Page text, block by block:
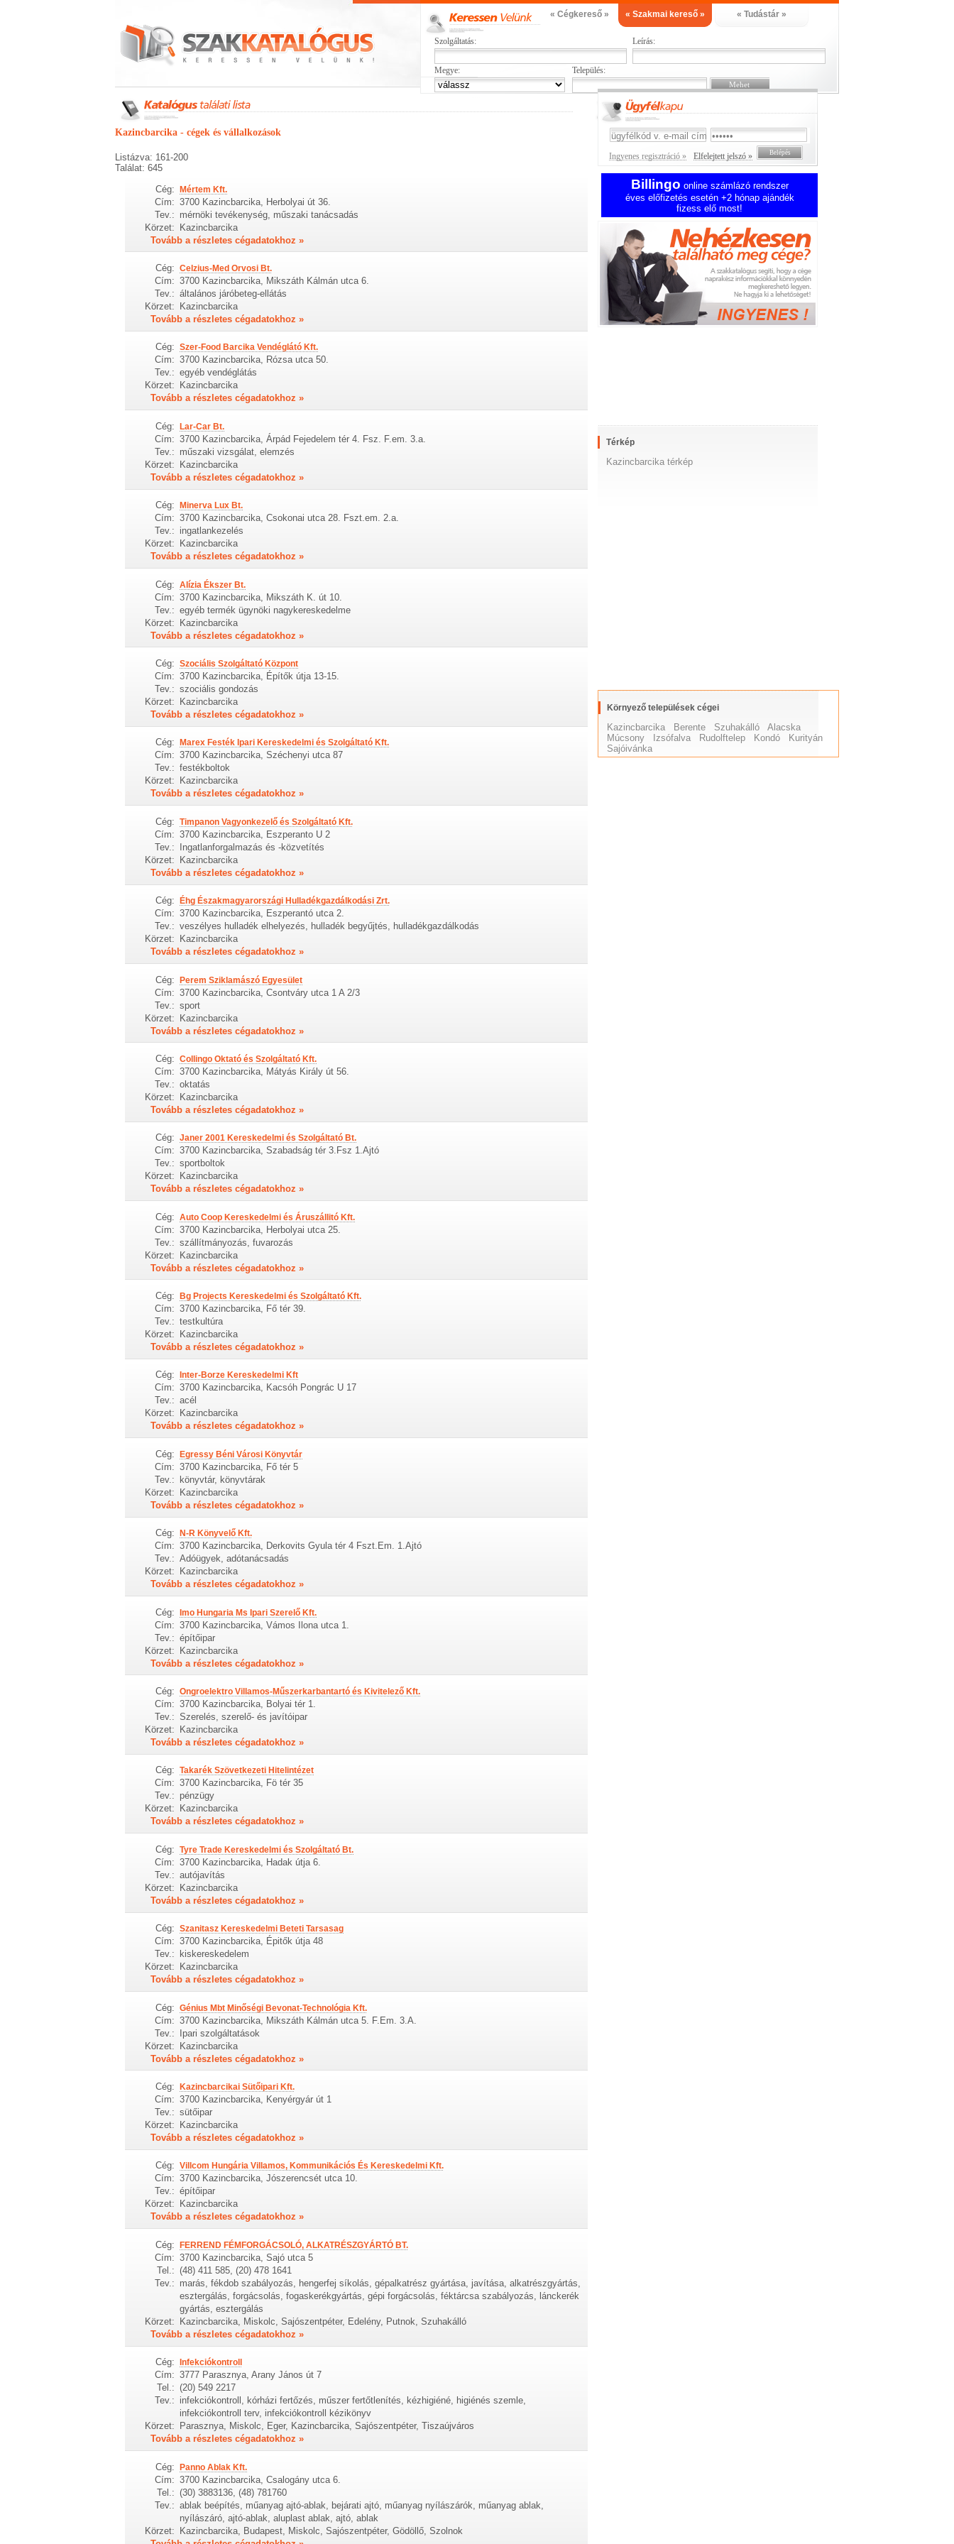
« Cégkereső » « Szakmai kereső » « Tudástár »
Szolgáltatás: Leírás:
Megye: Település:
Kazincbarcika - cégek és vállalkozások
Listázva: 161-200
Találat: 645
Cég: Mértem Kft.
Cím: 3700 Kazincbarcika, Herbolyai út 36.
Tev.: mérnöki tevékenység, műszaki tanácsadás
Körzet: Kazincbarcika
Tovább a részletes cégadatokhoz »
Cég: Celzius-Med Orvosi Bt.
Cím: 3700 Kazincbarcika, Mikszáth Kálmán utca 6.
Tev.: általános járóbeteg-ellátás
Körzet:
Kazincbarcika
Tovább a részletes cégadatokhoz »
Cég: Szer-Food Barcika Vendéglátó Kft.
Cím: 3700 Kazincbarcika, Rózsa utca 50.
Tev.: egyéb vendéglátás
Körzet:
Kazincbarcika
Tovább a részletes cégadatokhoz »
Cég: Lar-Car Bt.
Cím: 3700 Kazincbarcika, Árpád Fejedelem tér 4. Fsz. F.em. 3.a.
Tev.: műszaki vizsgálat, elemzés
Körzet:
Kazincbarcika
Tovább a részletes cégadatokhoz »
Cég: Minerva Lux Bt.
Cím: 3700 Kazincbarcika, Csokonai utca 28. Fszt.em. 2.a.
Tev.: ingatlankezelés
Körzet:
Kazincbarcika
Tovább a részletes cégadatokhoz »
Cég: Alízia Ékszer Bt.
Cím: 3700 Kazincbarcika, Mikszáth K. út 10.
Tev.: egyéb termék ügynöki nagykereskedelme
Körzet: Kazincbarcika
Tovább a részletes cégadatokhoz »
Cég: Szociális Szolgáltató Központ
Cím: 3700 Kazincbarcika, Építők útja 13-15.
Tev.: szociális gondozás
Körzet:
Kazincbarcika
Tovább a részletes cégadatokhoz »
Cég: Marex Festék Ipari Kereskedelmi és Szolgáltató Kft.
Cím: 3700 Kazincbarcika, Széchenyi utca 87
Tev.: festékboltok
Körzet:
Kazincbarcika
Tovább a részletes cégadatokhoz »
Cég: Timpanon Vagyonkezelő és Szolgáltató Kft.
Cím: 3700 Kazincbarcika, Eszperanto U 2
Tev.: Ingatlanforgalmazás és -közvetítés
Körzet: Kazincbarcika
Tovább a részletes cégadatokhoz »
Cég: Éhg Északmagyarországi Hulladékgazdálkodási Zrt.
Cím: 3700 Kazincbarcika, Eszperantó utca 2.
Tev.: veszélyes hulladék elhelyezés, hulladék begyűjtés, hulladékgazdálkodás
Körzet:
Kazincbarcika
Tovább a részletes cégadatokhoz »
Cég: Perem Sziklamászó Egyesület
Cím: 3700 Kazincbarcika, Csontváry utca 1 A 2/3
Tev.: sport
Körzet: Kazincbarcika
Tovább a részletes cégadatokhoz »
Cég: Collingo Oktató és Szolgáltató Kft.
Cím: 3700 Kazincbarcika, Mátyás Király út 56.
Tev.: oktatás
Körzet:
Kazincbarcika
Tovább a részletes cégadatokhoz »
Cég: Janer 2001 Kereskedelmi és Szolgáltató Bt.
Cím: 3700 Kazincbarcika, Szabadság tér 3.Fsz 1.Ajtó
Tev.: sportboltok
Körzet:
Kazincbarcika
Tovább a részletes cégadatokhoz »
Cég: Auto Coop Kereskedelmi és Áruszállitó Kft.
Cím: 3700 Kazincbarcika, Herbolyai utca 25.
Tev.: szállítmányozás, fuvarozás
Körzet: Kazincbarcika
Tovább a részletes cégadatokhoz »
Cég: Bg Projects Kereskedelmi és Szolgáltató Kft.
Cím: 3700 Kazincbarcika, Fő tér 39.
Tev.: testkultúra
Körzet:
Kazincbarcika
Tovább a részletes cégadatokhoz »
Cég: Inter-Borze Kereskedelmi Kft
Cím: 3700 Kazincbarcika, Kacsóh Pongrác U 17
Tev.: acél
Körzet:
Kazincbarcika
Tovább a részletes cégadatokhoz »
Cég: Egressy Béni Városi Könyvtár
Cím: 3700 Kazincbarcika, Fő tér 5
Tev.:
könyvtár, könyvtárak
Körzet:
Kazincbarcika
Tovább a részletes cégadatokhoz »
Cég: N-R Könyvelő Kft.
Cím: 3700 Kazincbarcika, Derkovits Gyula tér 4 Fszt.Em. 1.Ajtó
Tev.: Adóügyek, adótanácsadás
Körzet:
Kazincbarcika
Tovább a részletes cégadatokhoz »
Cég: Imo Hungaria Ms Ipari Szerelő Kft.
Cím: 3700 Kazincbarcika, Vámos Ilona utca 1.
Tev.: építőipar
Körzet: Kazincbarcika
Tovább a részletes cégadatokhoz »
Cég: Ongroelektro Villamos-Műszerkarbantartó és Kivitelező Kft.
Cím: 3700 Kazincbarcika, Bolyai tér 1.
Tev.: Szerelés, szerelő- és javítóipar
Körzet:
Kazincbarcika
Tovább a részletes cégadatokhoz »
Cég: Takarék Szövetkezeti Hitelintézet
Cím: 3700 Kazincbarcika, Fö tér 35
Tev.: pénzügy
Körzet:
Kazincbarcika
Tovább a részletes cégadatokhoz »
Cég: Tyre Trade Kereskedelmi és Szolgáltató Bt.
Cím: 3700 Kazincbarcika, Hadak útja 6.
Tev.: autójavítás
Körzet:
Kazincbarcika
Tovább a részletes cégadatokhoz »
Cég: Szanitasz Kereskedelmi Beteti Tarsasag
Cím: 3700 Kazincbarcika, Épitők útja 48
Tev.:
kiskereskedelem
Körzet:
Kazincbarcika
Tovább a részletes cégadatokhoz »
Cég: Génius Mbt Minőségi Bevonat-Technológia Kft.
Cím: 3700 Kazincbarcika, Mikszáth Kálmán utca 5. F.Em. 3.A.
Tev.: Ipari szolgáltatások
Körzet: Kazincbarcika
Tovább a részletes cégadatokhoz »
Cég: Kazincbarcikai Sütőipari Kft.
Cím: 3700 Kazincbarcika, Kenyérgyár út 1
Tev.: sütőipar
Körzet:
Kazincbarcika
Tovább a részletes cégadatokhoz »
Cég: Villcom Hungária Villamos, Kommunikációs És Kereskedelmi Kft.
Cím: 3700 Kazincbarcika, Jószerencsét utca 10.
Tev.: építőipar
Körzet:
Kazincbarcika
Tovább a részletes cégadatokhoz »
Cég: FERREND FÉMFORGÁCSOLÓ, ALKATRÉSZGYÁRTÓ BT.
Cím: 3700 Kazincbarcika, Sajó utca 5
Tel.: (48) 411 585, (20) 478 1641
Tev.: marás, fékdob szabályozás, hengerfej síkolás, gépalkatrész gyártása, javítása, alkatrészgyártás,
esztergálás, forgácsolás, fogaskerékgyártás, gépi forgácsolás, féktárcsa szabályozás, lánckerék
gyártás, esztergálás
Körzet:
Kazincbarcika, Miskolc, Sajószentpéter, Edelény, Putnok, Szuhakálló
Tovább a részletes cégadatokhoz »
Cég: Infekciókontroll
Cím: 3777 Parasznya, Arany János út 7
Tel.: (20) 549 2217
Tev.: infekciókontroll, kórházi fertőzés, műszer fertőtlenítés, kézhigiéné, higiénés szemle,
infekciókontroll terv, infekciókontroll kézikönyv
Körzet:
Parasznya, Miskolc, Eger, Kazincbarcika, Sajószentpéter, Tiszaújváros
Tovább a részletes cégadatokhoz »
Cég: Panno Ablak Kft.
Cím: 3700 Kazincbarcika, Csalogány utca 6.
Tel.: (30) 3883136, (48) 781760
Tev.: ablak beépítés, műanyag ajtó-ablak, bejárati ajtó, műanyag nyílászárók, műanyag ablak,
nyílászáró, ajtó-ablak, aluplast ablak, ajtó, ablak
Körzet: Kazincbarcika, Budapest, Miskolc, Sajószentpéter, Gödöllő, Szolnok
Ingyenes regisztráció » Elfelejtett jelszó »
Billingo online számlázó rendszer
éves előfizetés esetén +2 hónap ajándék
fizess elő most!
Térkép
Kazincbarcika térkép
Környező települések cégei
Kazincbarcika Berente Szuhakálló
Alacska
Múcsony
Izsófalva Rudolftelep Kondó
Kurityán
Sajóivánka